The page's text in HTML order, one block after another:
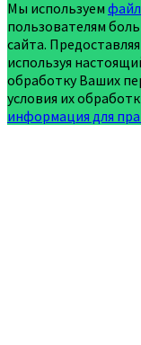
Мы используем
пользователям
сайта.
используя
обработку Ваших
условия их
информация для